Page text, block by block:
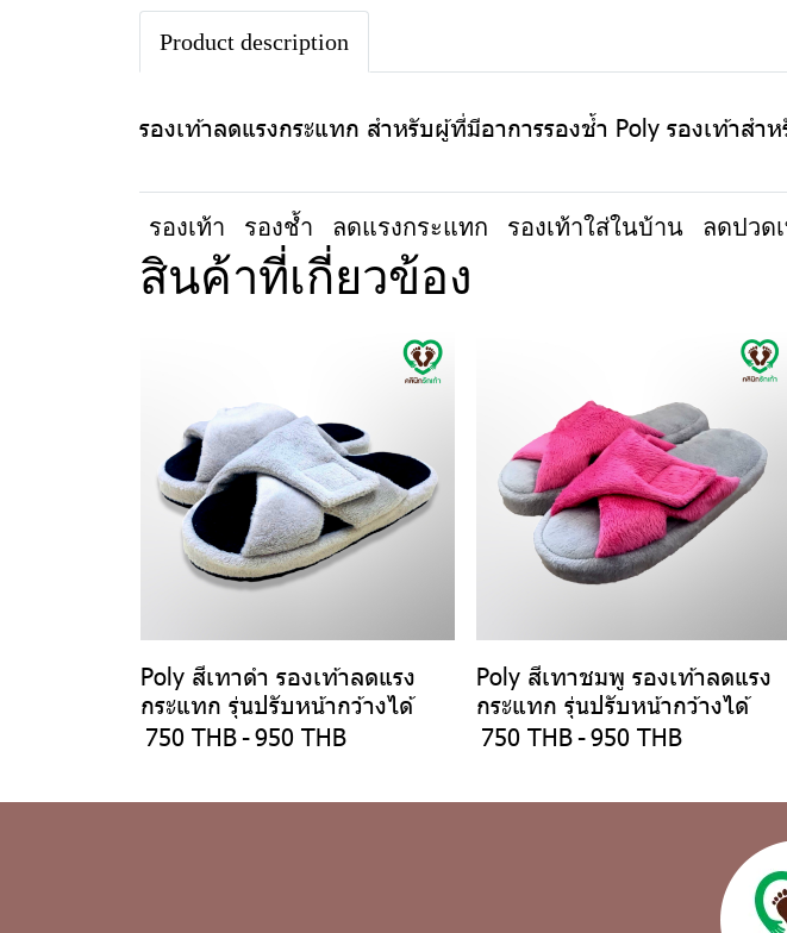
Product description
รองเท้าลดแรงกระแทก สำหรับผู้ที่มีอาการรองช้ำ Poly รองเท้าส
รองเท้า รองช้ำ ลดแรงกระแทก รองเท้าใส่ในบ้าน ลดปวด
สินค้าที่เกี่ยวข้อง
Poly สีเทาดำ รองเท้าลดแรง
กระแทก รุ่นปรับหน้ากว้างได้
750 THB-950 THB
Poly สีเทาชมพู รองเท้าลดแรง
กระแทก รุ่นปรับหน้ากว้างได้
750 THB-950 THB